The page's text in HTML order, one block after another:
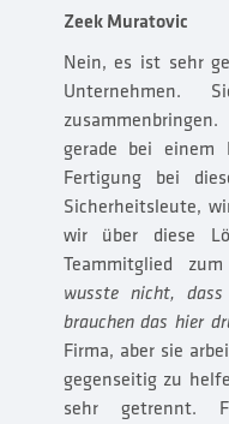
Zeek Muratovic
Nein, es ist sehr
Unternehmen.
gerade bei
Fertigung bei
Sicherheitsleute,
wir über diese
Teammitglied
wusste nicht,
brauchen das hier
Firma, aber sie
gegenseitig zu
sehr getrennt.